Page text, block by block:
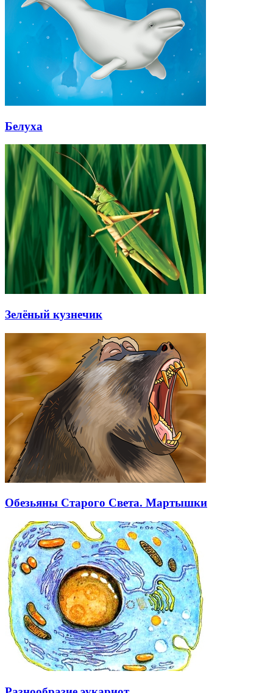
Белуха
Зелёный кузнечик
Обезьяны Старого Света. Мартышки